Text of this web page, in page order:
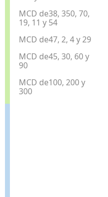
MCD de38, 350, 70,
19, 11 y 54
MCD de47, 2, 4 y 29
MCD de45, 30, 60 y
90
MCD de100, 200 y
300